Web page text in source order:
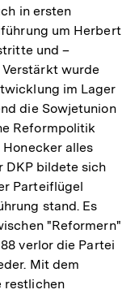
in ersten
um Herbert
und –
Verstärkt wurde
im Lager
die Sowjetunion
Reformpolitik
alles
DKP bildete sich
Parteiflügel
stand. Es
"Reformern"
verlor die Partei
Mit dem
restlichen